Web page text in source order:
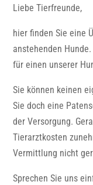
Liebe Tierfreunde,
hier finden Sie eine
anstehenden
für einen unserer
Sie können keinen
Sie doch eine
der Versorgung.
Tierarztkosten
Vermittlung nicht
Sprechen Sie uns